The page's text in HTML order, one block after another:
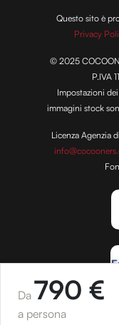
Da 790 €
a persona
Questo sito è
Privacy
© 2025
P.IVA
Impostazioni
immagini stock
Licenza Agenzia